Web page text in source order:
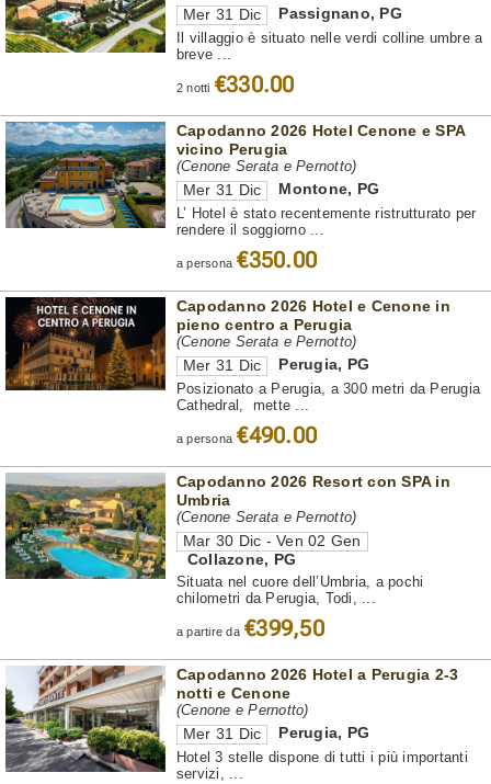
Mer 31 Dic Passignano, PG
Il villaggio è situato nelle verdi colline umbre a
breve ...
2 notti €330.00
Capodanno 2026 Hotel Cenone e SPA
vicino Perugia
(Cenone Serata e Pernotto)
Mer 31 Dic Montone, PG
L’ Hotel è stato recentemente ristrutturato per
rendere il soggiorno ...
a persona €350.00
Capodanno 2026 Hotel e Cenone in
pieno centro a Perugia
(Cenone Serata e Pernotto)
Mer 31 Dic Perugia, PG
Posizionato a Perugia, a 300 metri da Perugia
Cathedral, mette ...
a persona €490.00
Capodanno 2026 Resort con SPA in
Umbria
(Cenone Serata e Pernotto)
Mar 30 Dic - Ven 02 Gen
Collazone, PG
Situata nel cuore dell’Umbria, a pochi
chilometri da Perugia, Todi, ...
a partire da €399,50
Capodanno 2026 Hotel a Perugia 2-3
notti e Cenone
(Cenone e Pernotto)
Mer 31 Dic Perugia, PG
Hotel 3 stelle dispone di tutti i più importanti
servizi, ...